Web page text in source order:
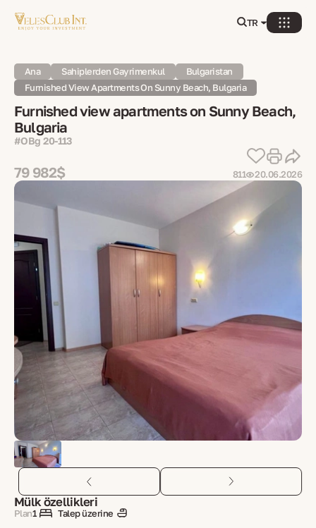
TR
Ana Sahiplerden Gayrimenkul
Bulgaristan
Furnished View Apartments On Sunny Beach, Bulgaria
Furnished view apartments on Sunny Beach,
Bulgaria
#OBg 20-113
79 982$ 811 20.06.2026
Mülk özellikleri
Plan1
Talep üzerine